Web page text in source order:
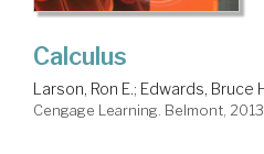
Calculus
Larson, Ron E.; Edwards, Bruce
Cengage Learning. Belmont, 2013